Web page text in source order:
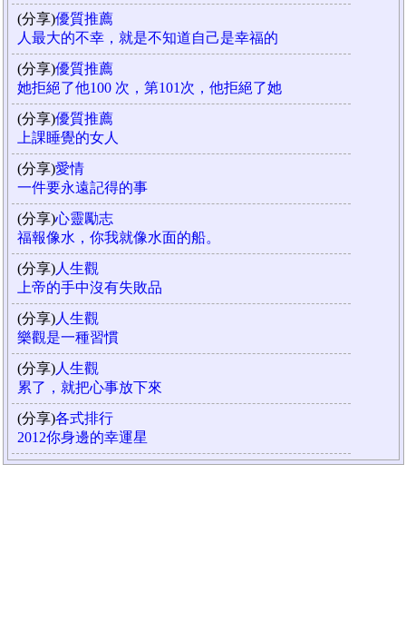
(分享)優質推薦
人最大的不幸，就是不知道自己是幸福的
(分享)優質推薦
她拒絕了他100 次，第101次，他拒絕了她
(分享)優質推薦
上課睡覺的女人
(分享)愛情
一件要永遠記得的事
(分享)心靈勵志
福報像水，你我就像水面的船。
(分享)人生觀
上帝的手中沒有失敗品
(分享)人生觀
樂觀是一種習慣
(分享)人生觀
累了，就把心事放下來
(分享)各式排行
2012你身邊的幸運星